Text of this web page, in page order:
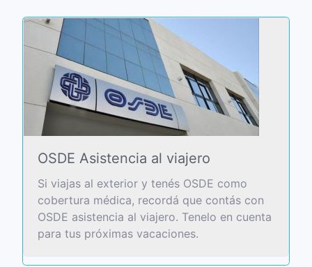
OSDE Asistencia al viajero
Si viajas al exterior y tenés OSDE como
cobertura médica, recordá que contás con
OSDE asistencia al viajero. Tenelo en cuenta
para tus próximas vacaciones.